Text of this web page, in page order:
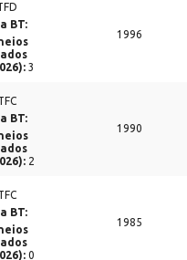
BT:
3
1996
BT:
2
1990
BT:
0
1985